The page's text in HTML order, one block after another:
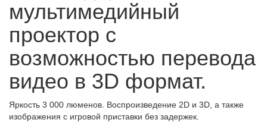
мультимедийный
проектор с
возможностью перевода
видео в 3D формат.
Яркость 3 000 люменов. Воспроизведение 2D и 3D, а также
изображения с игровой приставки без задержек.